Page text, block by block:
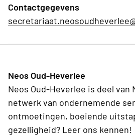
Contactgegevens
Neos Oud-Heverlee
Neos Oud-Heverlee is deel van
netwerk van ondernemende
ontmoetingen, boeiende
gezelligheid? Leer ons kennen!